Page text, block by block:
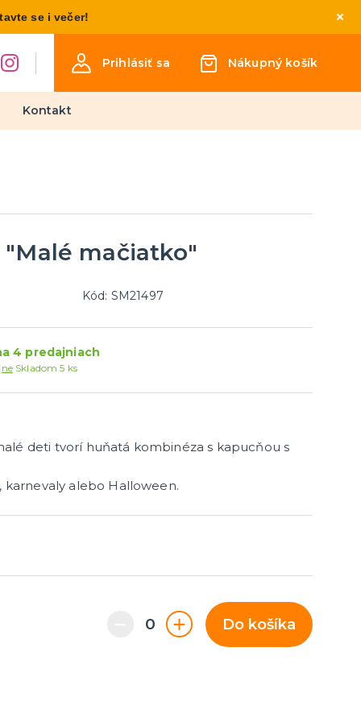
se i večer!
Prihlásiť sa Nákupný košík
Kontakt
Kostýmy pre najmenších
mačiatko"
Kód: SM21497
4 predajniach
Skladom 5 ks
deti tvorí huňatá kombinéza s kapucňou s
karnevaly alebo Halloween.
Do košíka